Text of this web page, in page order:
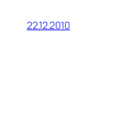
22.12.2010